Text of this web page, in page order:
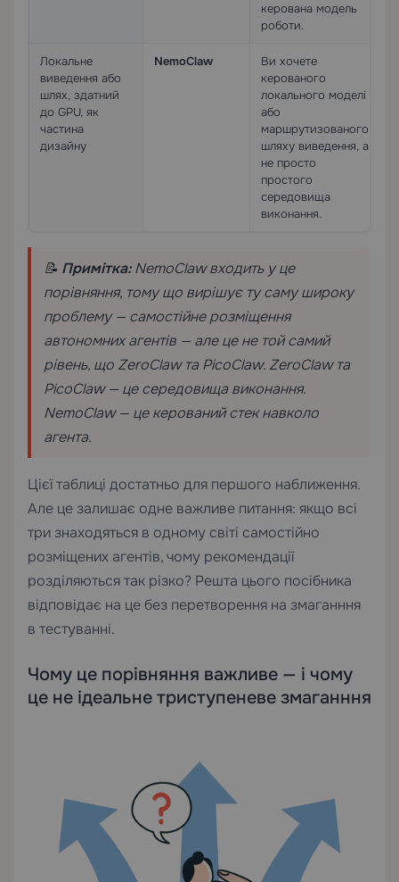
керована модель
роботи.
Локальне
виведення або
шлях, здатний
до GPU, як
частина
дизайну
NemoClaw
Ви хочете
керованого
локального моделі
або
маршрутизованого
шляху виведення, а
не просто
простого
середовища
виконання.
📝 Примітка:NemoClaw входить у це
порівняння, тому що вирішує ту саму широку
проблему — самостійне розміщення
автономних агентів — але це не той самий
рівень, що ZeroClaw та PicoClaw. ZeroClaw та
PicoClaw — це середовища виконання.
NemoClaw — це керований стек навколо
агента.
Цієї таблиці достатньо для першого наближення.
Але це залишає одне важливе питання: якщо всі
три знаходяться в одному світі самостійно
розміщених агентів, чому рекомендації
розділяються так різко? Решта цього посібника
відповідає на це без перетворення на змаганння
в тестуванні.
Чому це порівняння важливе — і чому
це не ідеальне триступеневе змаганння